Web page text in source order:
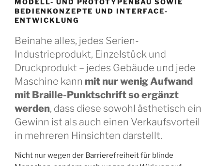
MODELL- UND PROTOTYPENBAU SOWIE
BEDIENKONZEPTE UND INTERFACE-
ENTWICKLUNG
Beinahe alles, jedes Serien-
Industrieprodukt, Einzelstück und
Druckprodukt – jedes Gebäude und jede
Maschine kann mit nur wenig Aufwand
mit Braille-Punktschrift so ergänzt
werden, dass diese sowohl ästhetisch ein
Gewinn ist als auch einen Verkaufsvorteil
in mehreren Hinsichten darstellt.
Nicht nur wegen der Barrierefreiheit für blinde